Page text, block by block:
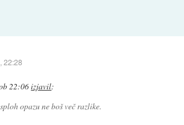
22:28
22:06izjavil:
opazu ne boš več razlike.